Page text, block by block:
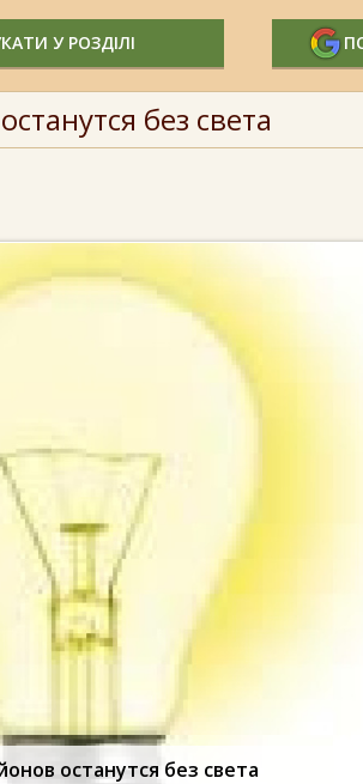
У РОЗДІЛІ
без света
останутся без света